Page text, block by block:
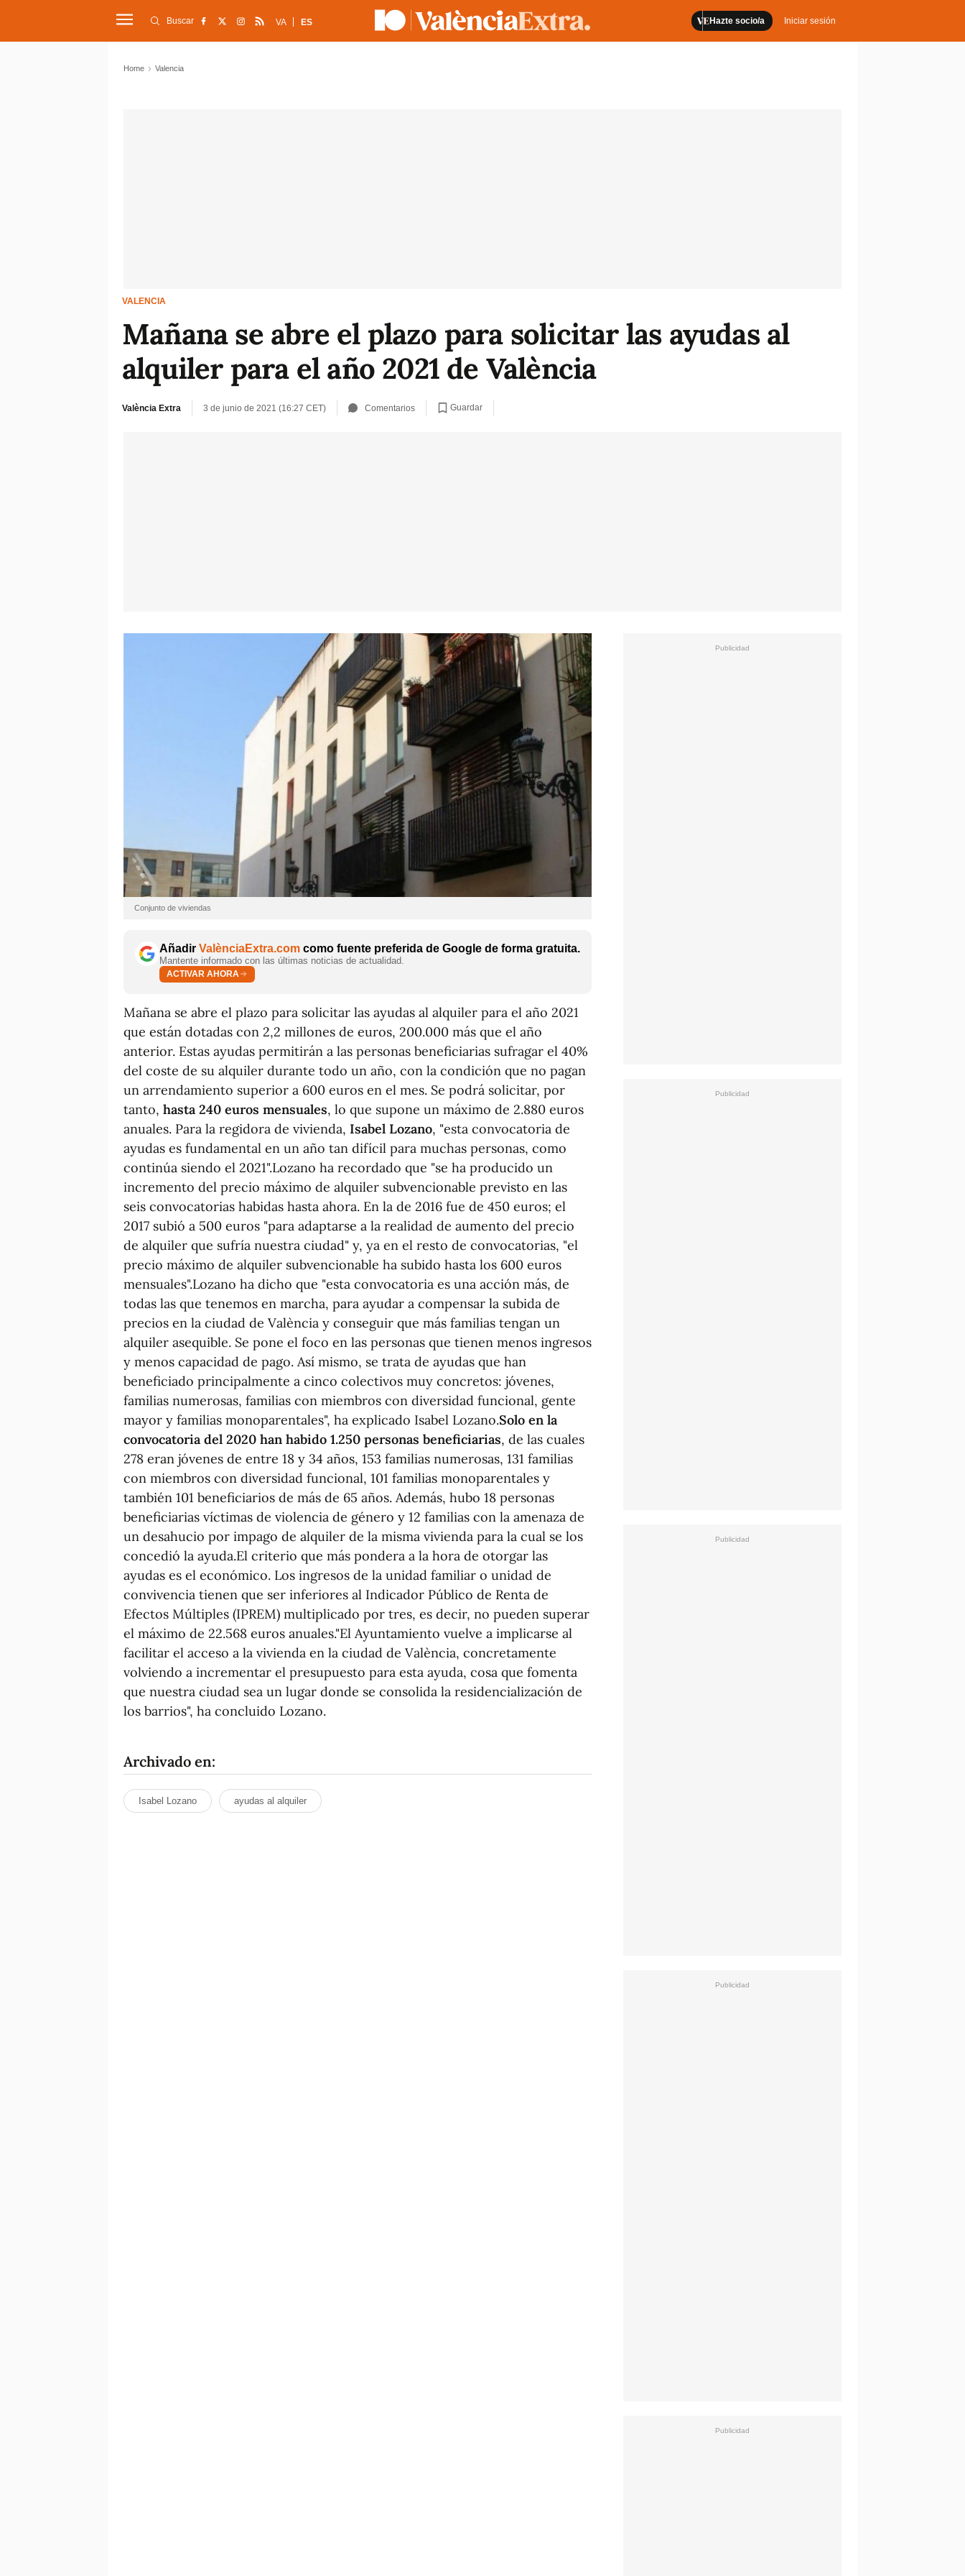
Hazte socio/a Iniciar sesión
Buscar VA ES
Home Valencia
VALENCIA
Mañana se abre el plazo para solicitar las ayudas al
alquiler para el año 2021 de València
València Extra 3 de junio de 2021 (16:27 CET) Comentarios Guardar
Conjunto de viviendas
Añadir ValènciaExtra.com como fuente preferida de Google de forma gratuita.
Mantente informado con las últimas noticias de actualidad.
ACTIVAR AHORA
Mañana se abre el plazo para solicitar las ayudas al alquiler para el año 2021
que están dotadas con 2,2 millones de euros, 200.000 más que el año
anterior. Estas ayudas permitirán a las personas beneficiarias sufragar el 40%
del coste de su alquiler durante todo un año, con la condición que no pagan
un arrendamiento superior a 600 euros en el mes. Se podrá solicitar, por
tanto, hasta 240 euros mensuales, lo que supone un máximo de 2.880 euros
anuales. Para la regidora de vivienda, Isabel Lozano, "esta convocatoria de
ayudas es fundamental en un año tan difícil para muchas personas, como
continúa siendo el 2021".Lozano ha recordado que "se ha producido un
incremento del precio máximo de alquiler subvencionable previsto en las
seis convocatorias habidas hasta ahora. En la de 2016 fue de 450 euros; el
2017 subió a 500 euros "para adaptarse a la realidad de aumento del precio
de alquiler que sufría nuestra ciudad" y, ya en el resto de convocatorias, "el
precio máximo de alquiler subvencionable ha subido hasta los 600 euros
mensuales".Lozano ha dicho que "esta convocatoria es una acción más, de
todas las que tenemos en marcha, para ayudar a compensar la subida de
precios en la ciudad de València y conseguir que más familias tengan un
alquiler asequible. Se pone el foco en las personas que tienen menos ingresos
y menos capacidad de pago. Así mismo, se trata de ayudas que han
beneficiado principalmente a cinco colectivos muy concretos: jóvenes,
familias numerosas, familias con miembros con diversidad funcional, gente
mayor y familias monoparentales", ha explicado Isabel Lozano.Solo en la
convocatoria del 2020 han habido 1.250 personas beneficiarias, de las cuales
278 eran jóvenes de entre 18 y 34 años, 153 familias numerosas, 131 familias
con miembros con diversidad funcional, 101 familias monoparentales y
también 101 beneficiarios de más de 65 años. Además, hubo 18 personas
beneficiarias víctimas de violencia de género y 12 familias con la amenaza de
un desahucio por impago de alquiler de la misma vivienda para la cual se los
concedió la ayuda.El criterio que más pondera a la hora de otorgar las
ayudas es el económico. Los ingresos de la unidad familiar o unidad de
convivencia tienen que ser inferiores al Indicador Público de Renta de
Efectos Múltiples (IPREM) multiplicado por tres, es decir, no pueden superar
el máximo de 22.568 euros anuales."El Ayuntamiento vuelve a implicarse al
facilitar el acceso a la vivienda en la ciudad de València, concretamente
volviendo a incrementar el presupuesto para esta ayuda, cosa que fomenta
que nuestra ciudad sea un lugar donde se consolida la residencialización de
los barrios", ha concluido Lozano.
Archivado en:
Isabel Lozano ayudas al alquiler